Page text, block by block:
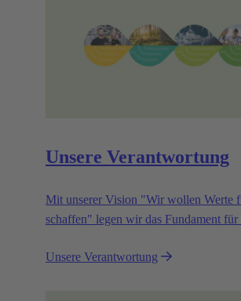
Unsere Verantwortung
Mit unserer Vision "Wir wollen Werte
schaffen" legen wir das Fundament für
Nachhaltigkeit ausrichten.
Unsere Verantwortung